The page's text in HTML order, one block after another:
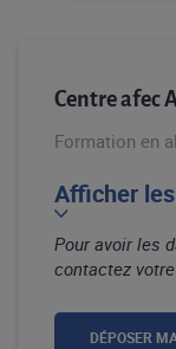
Centre afec
Formation en
Afficher
Pour avoir les
contactez
DÉPOSER